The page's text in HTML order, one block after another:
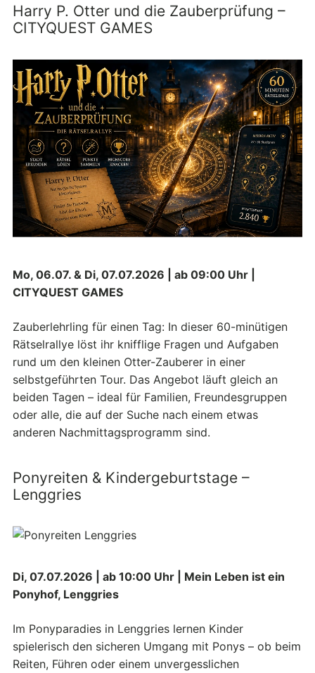
Harry P. Otter und die Zauberprüfung –
CITYQUEST GAMES
Mo, 06.07. & Di, 07.07.2026 | ab 09:00 Uhr |
CITYQUEST GAMES
Zauberlehrling für einen Tag: In dieser 60-minütigen
Rätselrallye löst ihr knifflige Fragen und Aufgaben
rund um den kleinen Otter-Zauberer in einer
selbstgeführten Tour. Das Angebot läuft gleich an
beiden Tagen – ideal für Familien, Freundesgruppen
oder alle, die auf der Suche nach einem etwas
anderen Nachmittagsprogramm sind.
Ponyreiten & Kindergeburtstage –
Lenggries
Di, 07.07.2026 | ab 10:00 Uhr | Mein Leben ist ein
Ponyhof, Lenggries
Im Ponyparadies in Lenggries lernen Kinder
spielerisch den sicheren Umgang mit Ponys – ob beim
Reiten, Führen oder einem unvergesslichen